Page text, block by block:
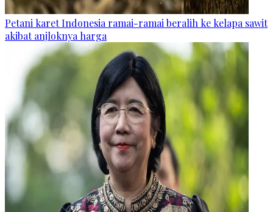
Petani karet Indonesia ramai-ramai beralih ke kelapa sawit
akibat anjloknya harga